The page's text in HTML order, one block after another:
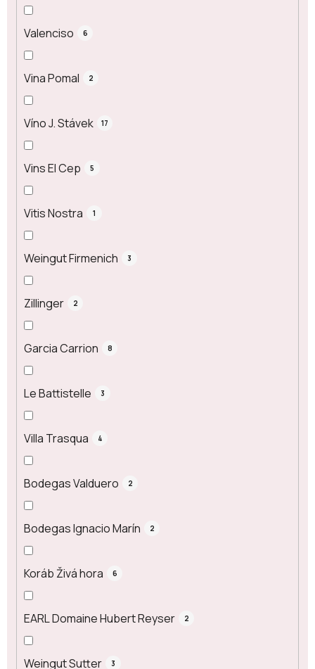
Valenciso 6
Vina Pomal 2
Víno J. Stávek 17
Vins El Cep 5
Vitis Nostra 1
Weingut Firmenich 3
Zillinger 2
Garcia Carrion 8
Le Battistelle 3
Villa Trasqua 4
Bodegas Valduero 2
Bodegas Ignacio Marín 2
Koráb Živá hora 6
EARL Domaine Hubert Reyser 2
Weingut Sutter 3